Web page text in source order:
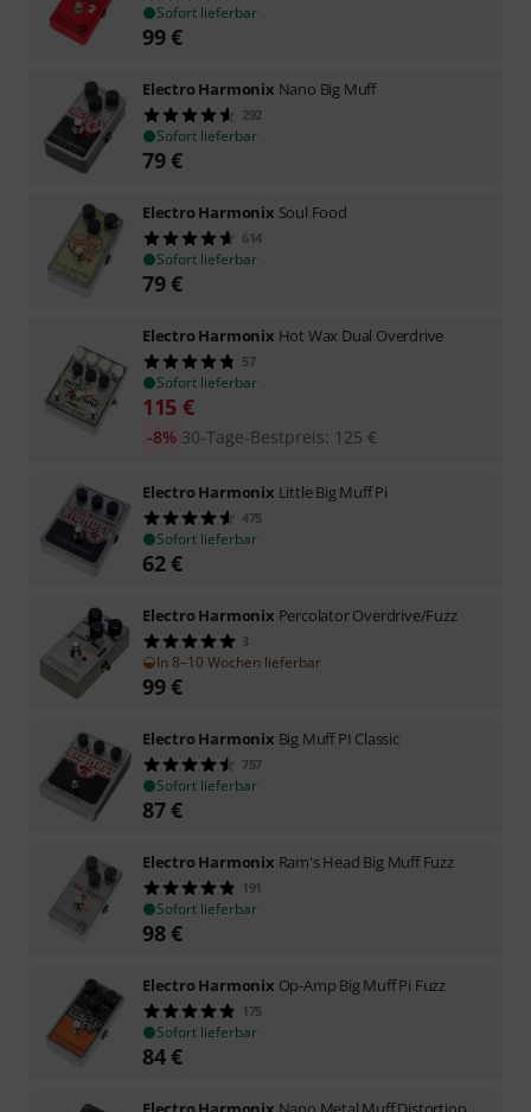
Sofort lieferbar
99€
Electro Harmonix Nano Big Muff
292
Sofort lieferbar
79€
Electro Harmonix Soul Food
614
Sofort lieferbar
79€
Electro Harmonix Hot Wax Dual Overdrive
57
Sofort lieferbar
115 €
30-Tage-Bestpreis: 125 €
-8%
Electro Harmonix Little Big Muff Pi
475
Sofort lieferbar
62€
Electro Harmonix Percolator Overdrive/Fuzz
3
In 8–10 Wochen lieferbar
99€
Electro Harmonix Big Muff PI Classic
757
Sofort lieferbar
87€
Electro Harmonix Ram's Head Big Muff Fuzz
191
Sofort lieferbar
98€
Electro Harmonix Op-Amp Big Muff Pi Fuzz
175
Sofort lieferbar
84€